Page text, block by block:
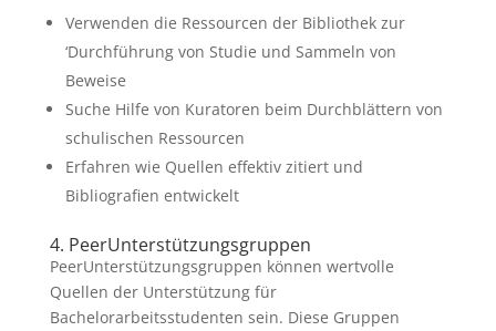
Verwenden die Ressourcen der Bibliothek zur
‘Durchführung von Studie und Sammeln von
Beweise
Suche Hilfe von Kuratoren beim Durchblättern von
schulischen Ressourcen
Erfahren wie Quellen effektiv zitiert und
Bibliografien entwickelt
4. PeerUnterstützungsgruppen
PeerUnterstützungsgruppen können wertvolle
Quellen der Unterstützung für
Bachelorarbeitsstudenten sein. Diese Gruppen